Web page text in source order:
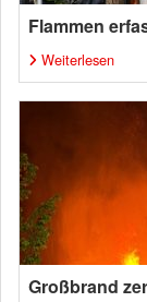
Flammen
Weiterlesen
Großbrand